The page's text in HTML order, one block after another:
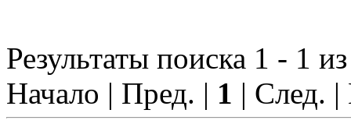
Результаты поиска 1 - 1
Начало | Пред. | 1 | След.